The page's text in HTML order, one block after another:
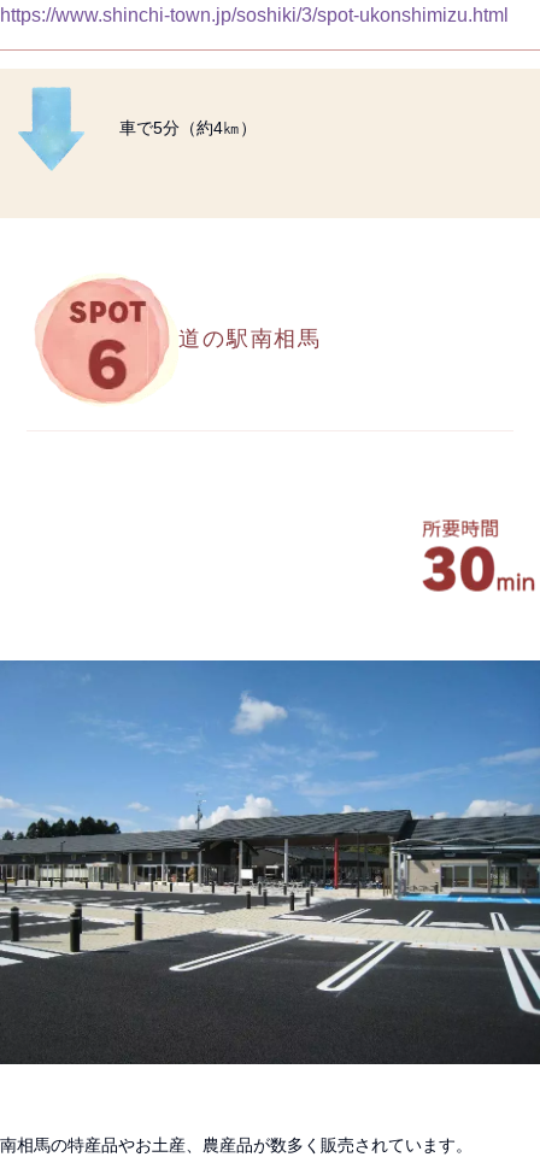
https://www.shinchi-town.jp/soshiki/3/spot-ukonshimizu.html
車で5分（約4㎞）
道の駅南相馬
南相馬の特産品やお土産、農産品が数多く販売されています。